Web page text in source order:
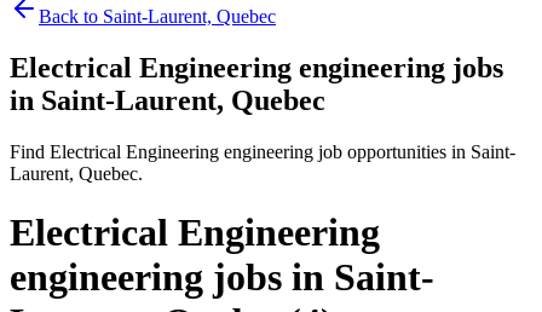
Back to Saint-Laurent, Quebec
Electrical Engineering engineering jobs
in Saint-Laurent, Quebec
Find Electrical Engineering engineering job opportunities in Saint-
Laurent, Quebec.
Electrical Engineering
engineering jobs in Saint-